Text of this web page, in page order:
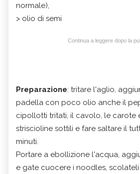
normale),
> olio di semi
Continua a leggere dopo la
Preparazione: tritare l'aglio,
padella con poco olio anche il
cipollotti tritati, il cavolo, le carote
striscioline sottili e fare saltare il
minuti.
Portare a ebollizione l'acqua,
e gate cuocere i noodles,